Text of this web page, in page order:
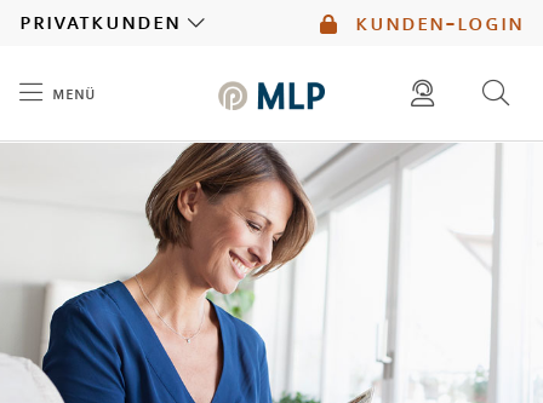
kunden-login
privatkunden
menü
diese website durchsuchen
mlp berater finden